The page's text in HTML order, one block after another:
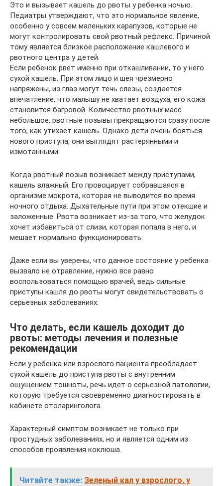
Это и вызывает кашель до рвоты у ребенка ночью.
Педиатры утверждают, что это нормальное явление,
особенно у совсем маленьких карапузов, которые не
могут контролировать свой рвотный рефлекс. Причиной
тому является близкое расположение кашлевого и
рвотного центра у детей.
Если ребенок рвет именно при откашливании, то у него
сухой кашель. При этом лицо и шея чрезмерно
напряжены, из глаз могут течь слезы, создается
впечатление, что малышу не хватает воздуха, его кожа
становится багровой. Количество рвотных масс
небольшое, рвотные позывы прекращаются сразу после
того, как утихает кашель. Однако дети очень бояться
нового приступа, они выглядят растерянными и
измотанными.
Когда рвотный позыв возникает между приступами,
кашель влажный. Его провоцирует собравшаяся в
организме мокрота, которая не выводится во время
ночного отдыха. Дыхательные пути при этом отекшие и
заложенные. Рвота возникает из-за того, что желудок
хочет избавиться от слизи, которая попала в него, и
мешает нормально функционировать.
Даже если вы уверены, что данное состояние у ребенка
вызвало не отравление, нужно все равно
воспользоваться помощью врачей, ведь сильные
приступы кашля до рвоты могут свидетельствовать о
серьезных заболеваниях.
Что делать, если кашель доходит до
рвоты: методы лечения и полезные
рекомендации
Если у ребенка или взрослого пациента преобладает
сухой кашель до приступа рвоты с внутренним
ощущением тошноты, речь идет о серьезной патологии,
которую требуется своевременно диагностировать в
кабинете отоларинголога.
Характерный симптом возникает не только при
простудных заболеваниях, но и является одним из
способов проявления коклюша.
Читайте также: Зеленый кал у взрослого, у